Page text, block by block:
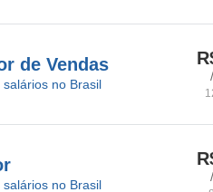
de Vendas
no Brasil
no Brasil